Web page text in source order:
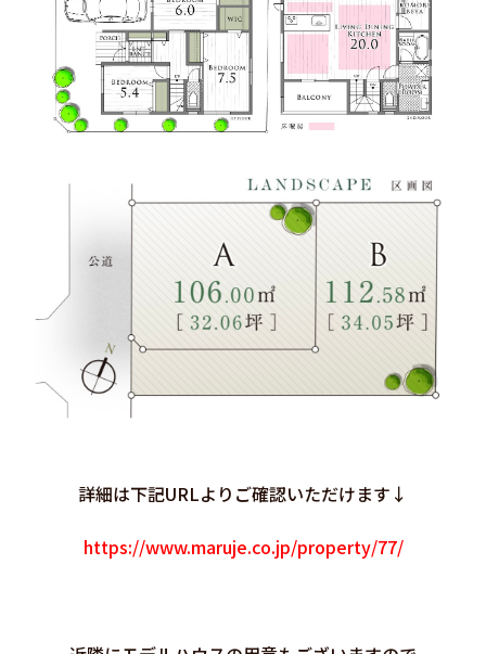
詳細は下記URLよりご確認いただけます↓
https://www.maruje.co.jp/property/77/